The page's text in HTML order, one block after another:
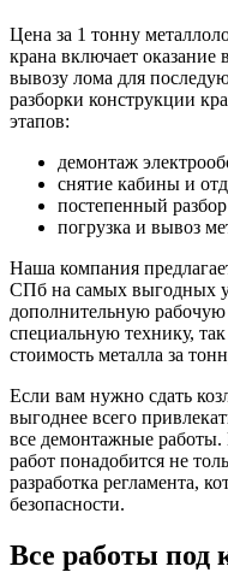
Цена за 1 тонну
крана включает оказание
вывозу лома для
разборки конструкции
этапов:
демонтаж
снятие кабины и
постепенный
погрузка и вывоз
Наша компания
СПб на самых выгодных
дополнительную
специальную технику,
стоимость металла за
Если вам нужно сдать
выгоднее всего
все демонтажные
работ понадобится не
разработка регламента,
безопасности.
Все работы под